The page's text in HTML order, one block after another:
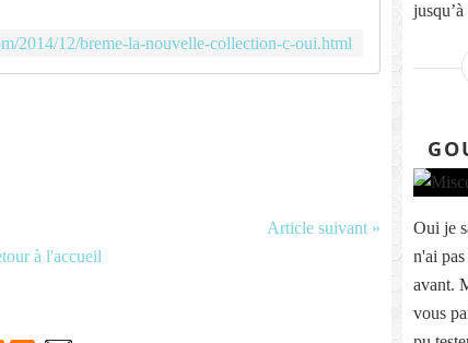
2014/12/breme-la-nouvelle-collection-c-oui.html
Article suivant »
à l'accueil
Oui je
n'ai
avant.
vous